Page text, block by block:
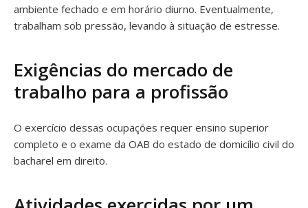
ambiente fechado e em horário diurno. Eventualmente,
trabalham sob pressão, levando à situação de estresse.
Exigências do mercado de
trabalho para a profissão
O exercício dessas ocupações requer ensino superior
completo e o exame da OAB do estado de domicílio civil do
bacharel em direito.